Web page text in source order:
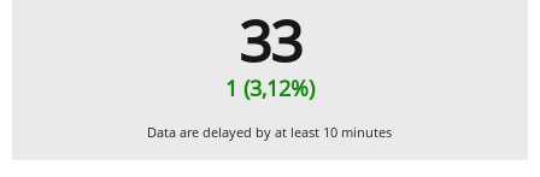
33
1 (3,12%)
Data are delayed by at least 10 minutes